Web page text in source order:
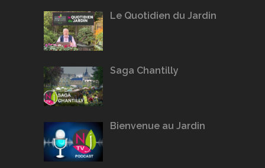
Le Quotidien du Jardin
Saga Chantilly
Bienvenue au Jardin